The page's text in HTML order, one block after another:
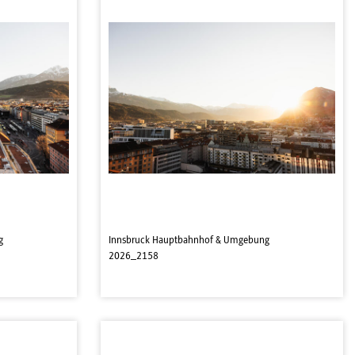
Innsbruck Hauptbahnhof & Umgebung
2026_2158